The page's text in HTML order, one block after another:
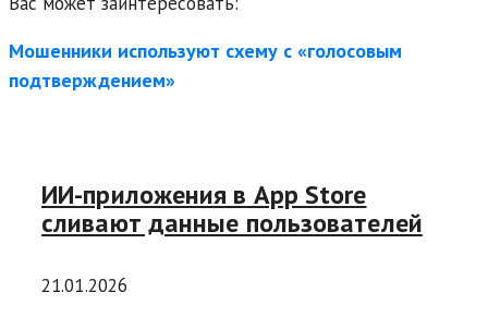
Мошенники используют схему с «голосовым
подтверждением»
ИИ-приложения в App Store
сливают данные пользователей
21.01.2026